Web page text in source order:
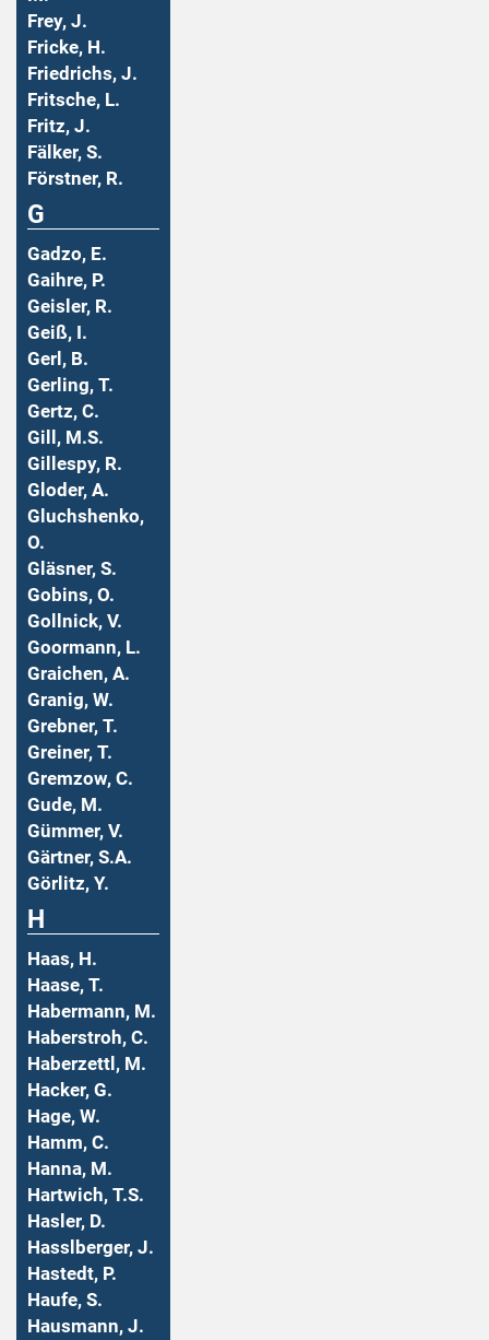
Frey, J.
Fricke, H.
Friedrichs, J.
Fritsche, L.
Fritz, J.
Fälker, S.
Förstner, R.
G
Gadzo, E.
Gaihre, P.
Geisler, R.
Geiß, I.
Gerl, B.
Gerling, T.
Gertz, C.
Gill, M.S.
Gillespy, R.
Gloder, A.
Gluchshenko,
O.
Gläsner, S.
Gobins, O.
Gollnick, V.
Goormann, L.
Graichen, A.
Granig, W.
Grebner, T.
Greiner, T.
Gremzow, C.
Gude, M.
Gümmer, V.
Gärtner, S.A.
Görlitz, Y.
H
Haas, H.
Haase, T.
Habermann, M.
Haberstroh, C.
Haberzettl, M.
Hacker, G.
Hage, W.
Hamm, C.
Hanna, M.
Hartwich, T.S.
Hasler, D.
Hasslberger, J.
Hastedt, P.
Haufe, S.
Hausmann, J.